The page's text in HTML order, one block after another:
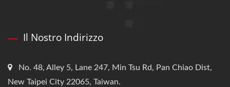
Il Nostro Indirizzo
No. 48, Alley 5, Lane 247, Min Tsu Rd, Pan Chiao Dist,
New Taipei City 22065, Taiwan.